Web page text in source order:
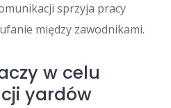
sprzyja pracy
między zawodnikami.
w celu
yardów